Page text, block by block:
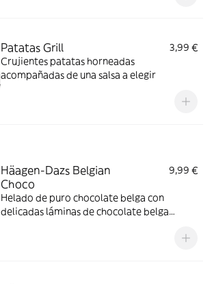
Patatas Grill
3,99 €
Crujientes patatas horneadas
acompañadas de una salsa a elegir
Häagen-Dazs Belgian
Choco
9,99 €
Helado de puro chocolate belga con
delicadas láminas de chocolate belga